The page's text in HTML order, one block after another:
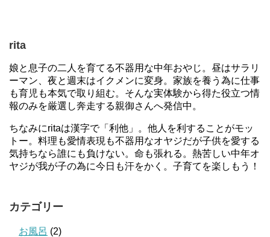
rita
娘と息子の二人を育てる不器用な中年おやじ。昼はサラリ
ーマン、夜と週末はイクメンに変身。家族を養う為に仕事
も育児も本気で取り組む。そんな実体験から得た役立つ情
報のみを厳選し奔走する親御さんへ発信中。
ちなみにritaは漢字で「利他」。他人を利することがモッ
トー。料理も愛情表現も不器用なオヤジだが子供を愛する
気持ちなら誰にも負けない。命も張れる。熱苦しい中年オ
ヤジが我が子の為に今日も汗をかく。子育てを楽しもう！
カテゴリー
お風呂 (2)